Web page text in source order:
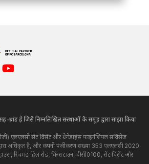
ब्रांड है जिसे निम्नलिखित संस्थाओं के समूह द्वारा साझा किया
एलएलसी सेंट विंसेंट और ग्रेनेडाइंस फाइनेंशियल सर्विसेज
अधिकृत है, और कंपनी पंजीकरण संख्या 353 एलएलसी 2020
रिचमंड हिल रोड, किंग्सटाउन, वीसी0100, सेंट विंसेंट और